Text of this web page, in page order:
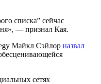
списка” сейчас
— признал Кая.
Майкл Сэйлор назвал
сетях